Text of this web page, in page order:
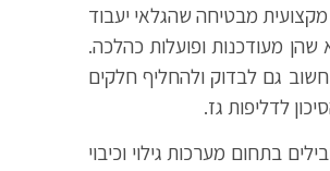
מבטיחה שהגלאי יעבוד
מעודכנות ופועלות כהלכה.
גם לבדוק ולהחליף חלקים
לדליפות גז.
בתחום מערכות גילוי וכיבוי